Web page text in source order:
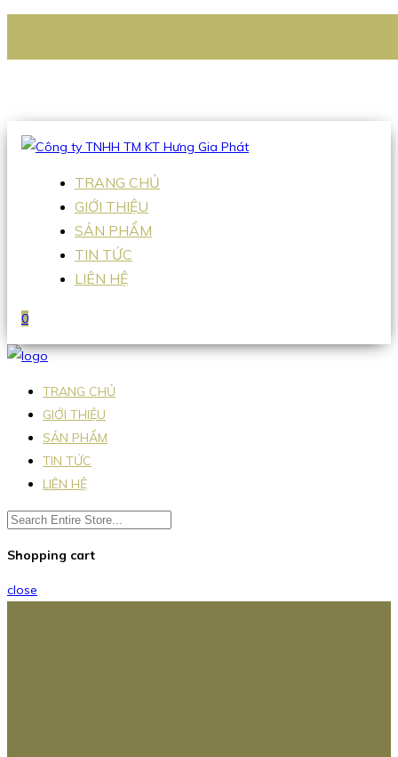
Hotline:0938 336 079
TRANG CHỦ
GIỚI THIỆU
SẢN PHẨM
TIN TỨC
LIÊN HỆ
0
TRANG CHỦ
GIỚI THIỆU
SẢN PHẨM
TIN TỨC
LIÊN HỆ
Shopping cart
close